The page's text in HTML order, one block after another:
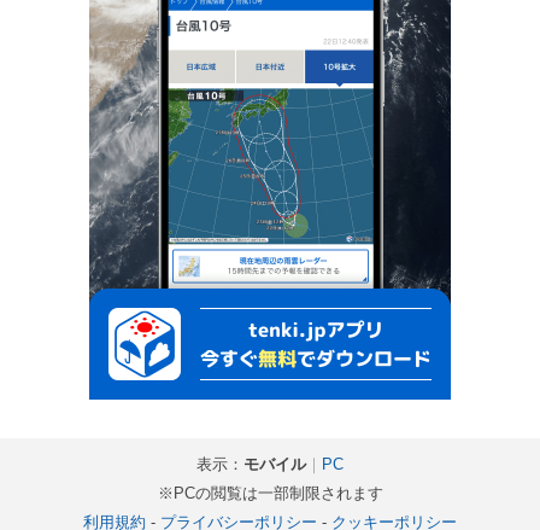
表示： モバイル｜
PC
※PCの閲覧は一部制限されます
利用規約 - プライバシーポリシー - クッキーポリシー